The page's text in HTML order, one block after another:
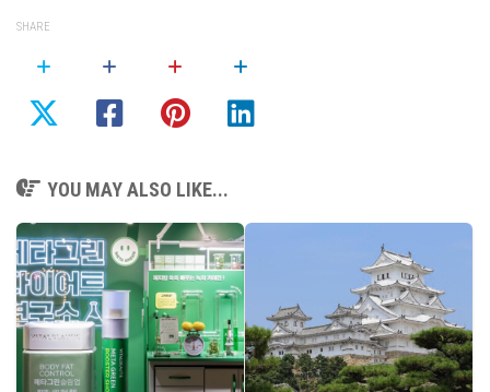
SHARE
YOU MAY ALSO LIKE...